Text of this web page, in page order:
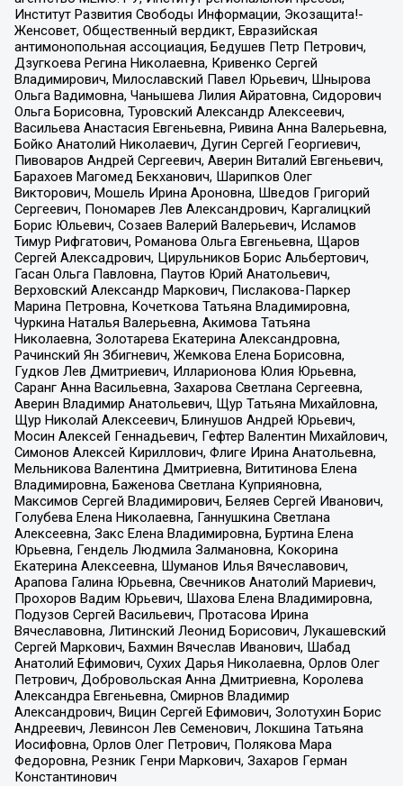
Институт Развития Свободы Информации, Экозащита!-
Женсовет, Общественный вердикт, Евразийская
антимонопольная ассоциация, Бедушев Петр Петрович,
Дзугкоева Регина Николаевна, Кривенко Сергей
Владимирович, Милославский Павел Юрьевич, Шнырова
Ольга Вадимовна, Чанышева Лилия Айратовна, Сидорович
Ольга Борисовна, Туровский Александр Алексеевич,
Васильева Анастасия Евгеньевна, Ривина Анна Валерьевна,
Бойко Анатолий Николаевич, Дугин Сергей Георгиевич,
Пивоваров Андрей Сергеевич, Аверин Виталий Евгеньевич,
Барахоев Магомед Бекханович, Шарипков Олег
Викторович, Мошель Ирина Ароновна, Шведов Григорий
Сергеевич, Пономарев Лев Александрович, Каргалицкий
Борис Юльевич, Созаев Валерий Валерьевич, Исламов
Тимур Рифгатович, Романова Ольга Евгеньевна, Щаров
Сергей Алексадрович, Цирульников Борис Альбертович,
Гасан Ольга Павловна, Паутов Юрий Анатольевич,
Верховский Александр Маркович, Пислакова-Паркер
Марина Петровна, Кочеткова Татьяна Владимировна,
Чуркина Наталья Валерьевна, Акимова Татьяна
Николаевна, Золотарева Екатерина Александровна,
Рачинский Ян Збигневич, Жемкова Елена Борисовна,
Гудков Лев Дмитриевич, Илларионова Юлия Юрьевна,
Саранг Анна Васильевна, Захарова Светлана Сергеевна,
Аверин Владимир Анатольевич, Щур Татьяна Михайловна,
Щур Николай Алексеевич, Блинушов Андрей Юрьевич,
Мосин Алексей Геннадьевич, Гефтер Валентин Михайлович,
Симонов Алексей Кириллович, Флиге Ирина Анатольевна,
Мельникова Валентина Дмитриевна, Вититинова Елена
Владимировна, Баженова Светлана Куприяновна,
Максимов Сергей Владимирович, Беляев Сергей Иванович,
Голубева Елена Николаевна, Ганнушкина Светлана
Алексеевна, Закс Елена Владимировна, Буртина Елена
Юрьевна, Гендель Людмила Залмановна, Кокорина
Екатерина Алексеевна, Шуманов Илья Вячеславович,
Арапова Галина Юрьевна, Свечников Анатолий Мариевич,
Прохоров Вадим Юрьевич, Шахова Елена Владимировна,
Подузов Сергей Васильевич, Протасова Ирина
Вячеславовна, Литинский Леонид Борисович, Лукашевский
Сергей Маркович, Бахмин Вячеслав Иванович, Шабад
Анатолий Ефимович, Сухих Дарья Николаевна, Орлов Олег
Петрович, Добровольская Анна Дмитриевна, Королева
Александра Евгеньевна, Смирнов Владимир
Александрович, Вицин Сергей Ефимович, Золотухин Борис
Андреевич, Левинсон Лев Семенович, Локшина Татьяна
Иосифовна, Орлов Олег Петрович, Полякова Мара
Федоровна, Резник Генри Маркович, Захаров Герман
Константинович